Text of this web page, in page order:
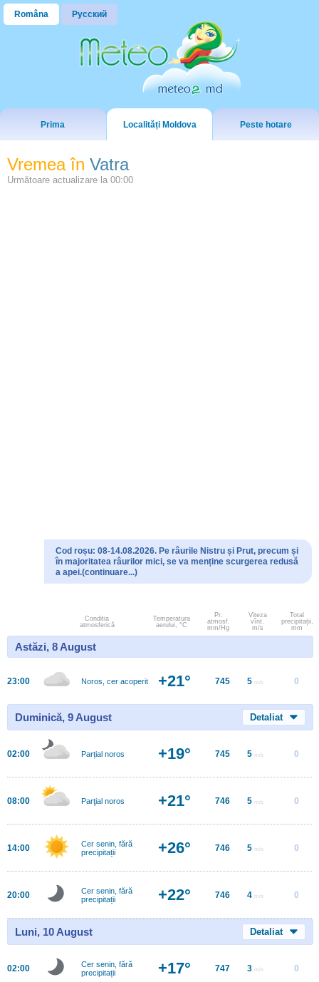
Româna Русский
Prima Localități Moldova Peste hotare
Vremea în Vatra
Următoare actualizare la 00:00
Cod roșu: 08-14.08.2026. Pe râurile Nistru și Prut, precum și
în majoritatea râurilor mici, se va menține scurgerea redusă
a apei.(continuare...)
Conditia
atmosferică
Temperatura
aerului, °C
Pr.
atmosf.
mm/Hg
Viteza
vînt.
m/s
Total
precipitații,
mm
Astăzi, 8 August
23:00 Noros, cer acoperit +21° 745 5 m/s 0
Duminică, 9 August Detaliat
02:00 Parțial noros +19° 745 5 m/s 0
08:00 Parţial noros +21° 746 5 m/s 0
14:00
Cer senin, fără
precipitații
+26° 746 5 m/s 0
20:00
Cer senin, fără
precipitații
+22° 746 4 m/s 0
Luni, 10 August Detaliat
02:00
Cer senin, fără
precipitații
+17° 747 3 m/s 0